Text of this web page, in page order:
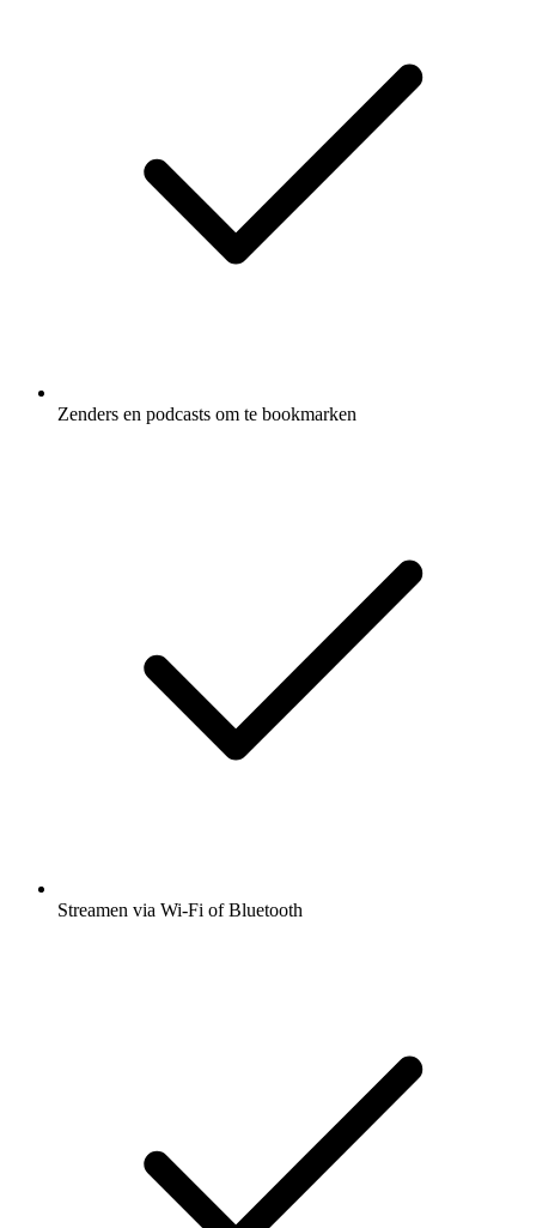
Zenders en podcasts om te bookmarken
Streamen via Wi-Fi of Bluetooth